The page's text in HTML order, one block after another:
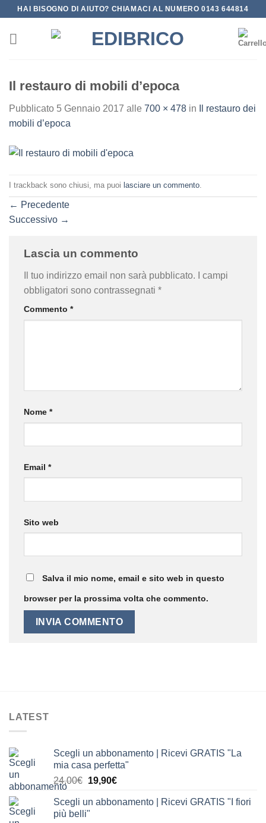
Salta
contenuti
HAI BISOGNO DI AIUTO? CHIAMACI AL NUMERO 0143 644814
Il restauro di mobili d’epoca
Pubblicato 5 Gennaio 2017 alle 700 × 478 in
Il restauro dei
mobili d’epoca
I trackback sono chiusi, ma puoi lasciare un commento
← Precedente
Successivo →
Lascia un commento
Il tuo indirizzo email non sarà pubblicato.
I campi
obbligatori sono contrassegnati *
Commento *
Nome *
Email *
Sito web
Salva il mio nome, email e sito web in questo
browser per la prossima volta che commento.
LATEST
Scegli un abbonamento | Ricevi GRATIS "La
mia casa perfetta"
24,00€ Il
originale
19,90€Il
attuale
Scegli un abbonamento | Ricevi GRATIS "I fiori
più belli"